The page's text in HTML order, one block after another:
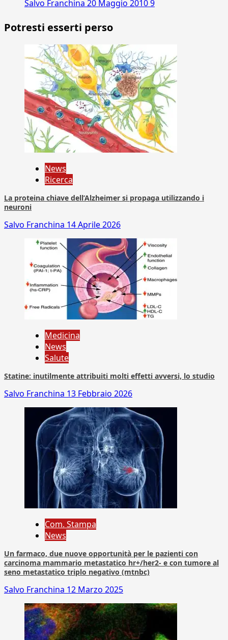
Salvo Franchina 20 Maggio 20109
Potresti esserti perso
News
Ricerca
La proteina chiave dell’Alzheimer si propaga utilizzando i
neuroni
Salvo Franchina 14 Aprile 2026
Medicina
News
Salute
Statine: inutilmente attribuiti molti effetti avversi, lo studio
Salvo Franchina 13 Febbraio 2026
Com. Stampa
News
Un farmaco, due nuove opportunità per le pazienti con
carcinoma mammario metastatico hr+/her2- e con tumore al
seno metastatico triplo negativo (mtnbc)
Salvo Franchina 12 Marzo 2025